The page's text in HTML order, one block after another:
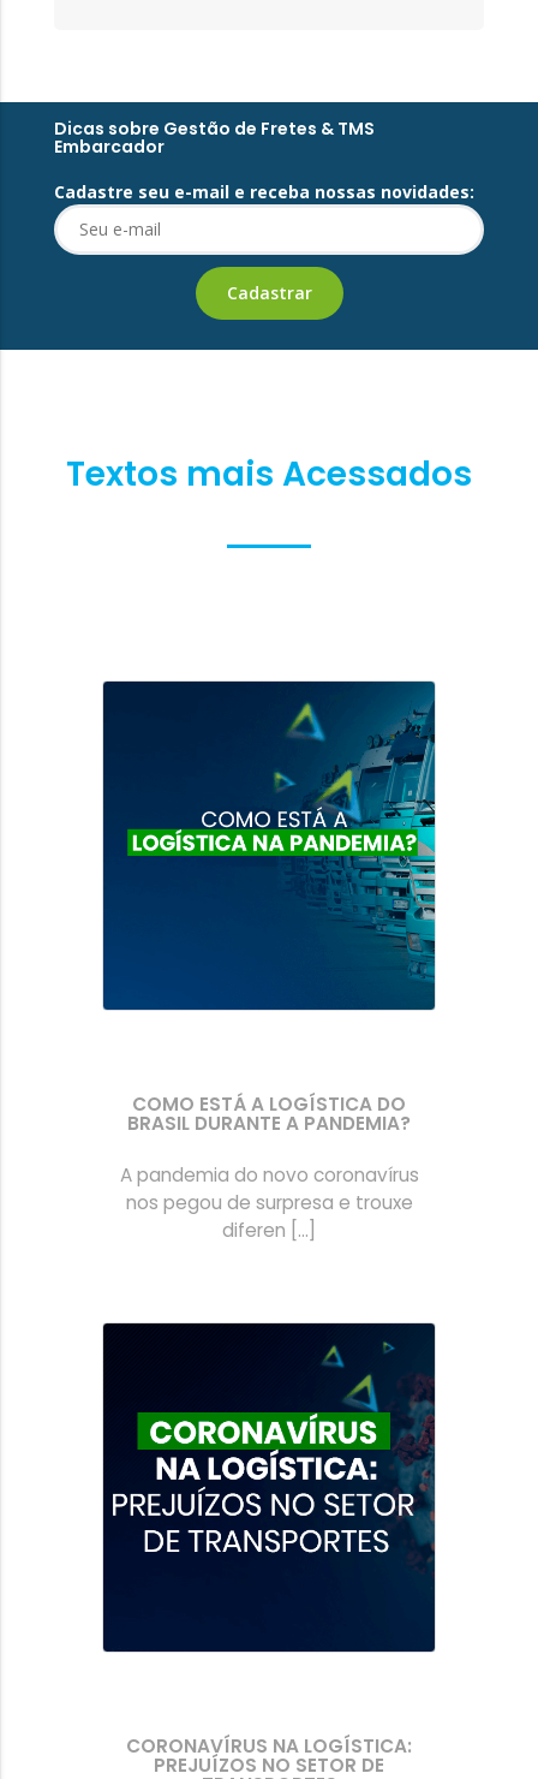
Dicas sobre Gestão de Fretes & TMS
Embarcador
Cadastre seu e-mail e receba nossas novidades:
Textos mais Acessados
COMO ESTÁ A LOGÍSTICA DO
BRASIL DURANTE A PANDEMIA?
A pandemia do novo coronavírus
nos pegou de surpresa e trouxe
diferen [...]
CORONAVÍRUS NA LOGÍSTICA:
PREJUÍZOS NO SETOR DE